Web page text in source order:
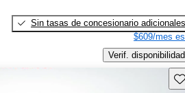
Sin tasas de concesionario adicionales
$609/mes
Verif. disponibilidad